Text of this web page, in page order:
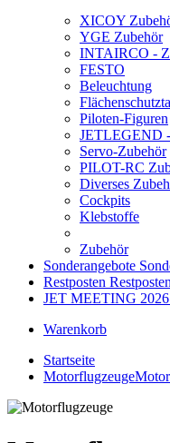
XICOY
YGE Zubehör
INTAIRCO -
FESTO
Beleuchtung
Piloten-Figuren
JETLEGEND
Servo-Zubehör
PILOT-RC
Diverses
Cockpits
Klebstoffe
Zubehör
Sonderangebote
Restposten Restposten
JET MEETING 2026
Warenkorb
Startseite
Motorflugzeuge